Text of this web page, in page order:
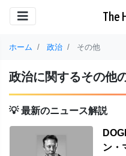
The
ホーム 政治 その他
政治に関するその他
💡 最新のニュース解説
ン・